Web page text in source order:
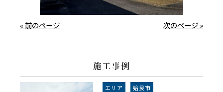
« 前のページ 次のページ »
施工事例
エリア 姶良市